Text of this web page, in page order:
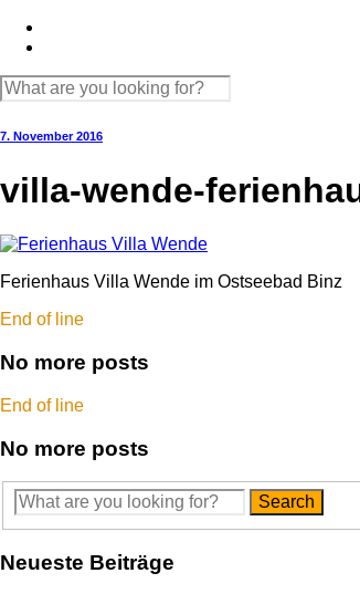
7. November 2016
villa-wende-
Ferienhaus Villa Wende im Ostseebad Binz
End of line
No more posts
End of line
No more posts
Neueste Beiträge